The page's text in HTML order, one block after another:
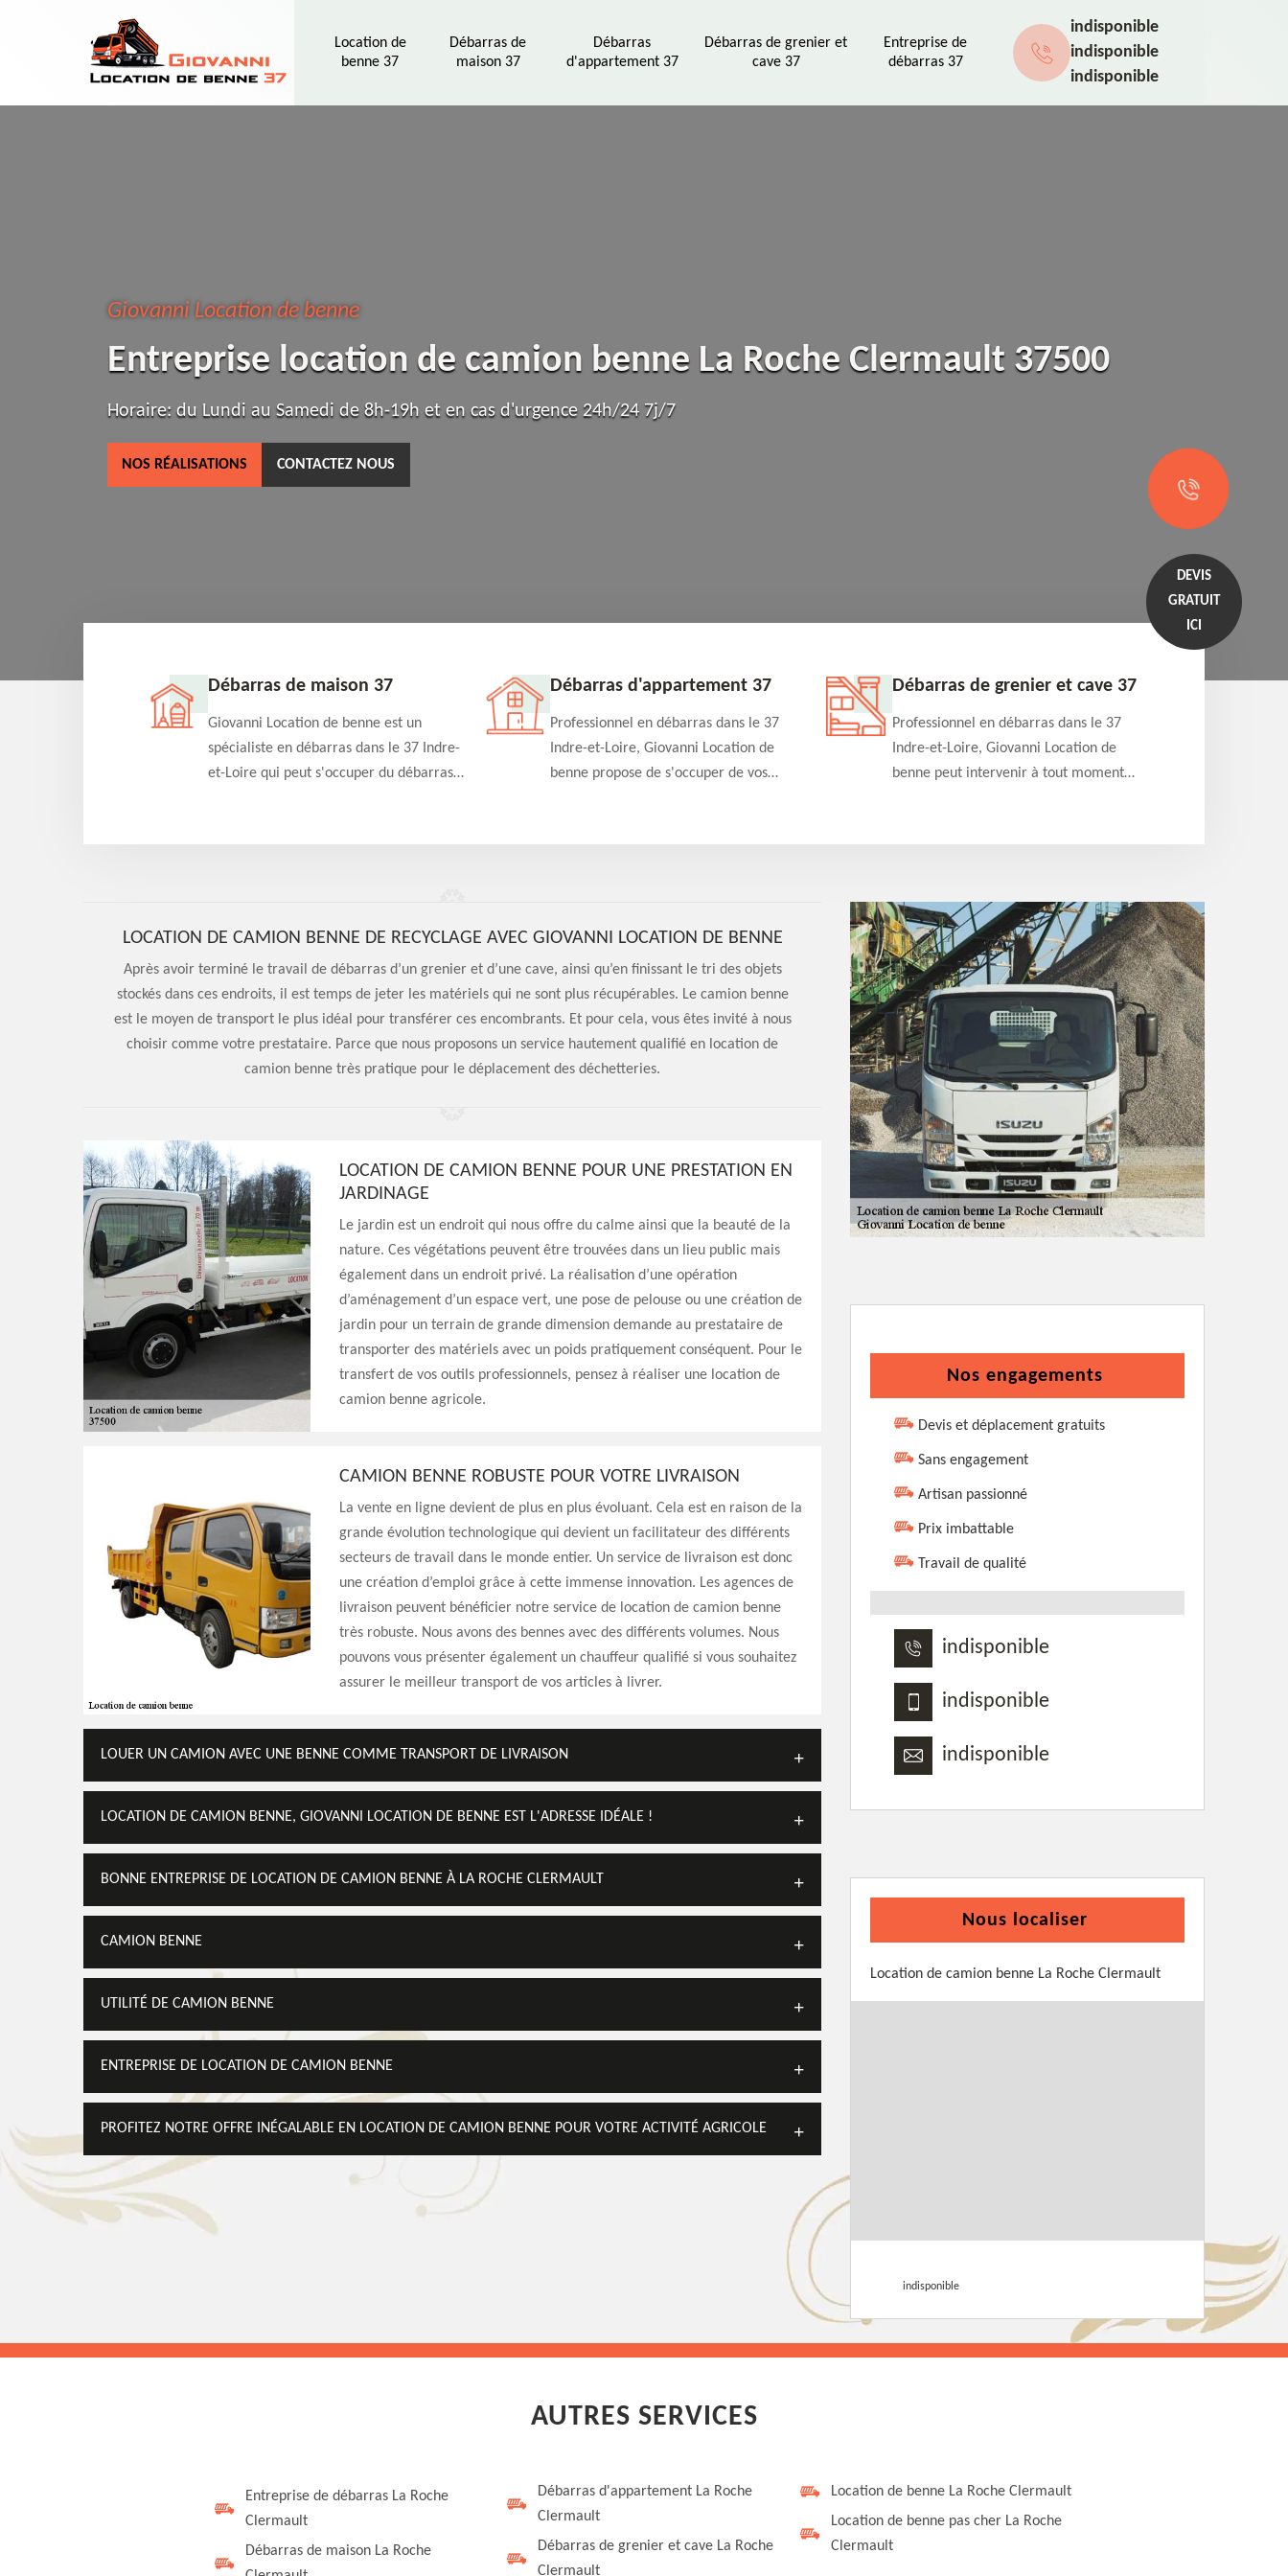
Location de
benne 37
Débarras de
maison 37
Débarras
d'appartement 37
Débarras de grenier et
cave 37
Entreprise de
débarras 37
indisponible
indisponible
indisponible
Giovanni Location de benne
Entreprise location de camion benne La Roche Clermault 37500
Horaire: du Lundi au Samedi de 8h-19h et en cas d'urgence 24h/24 7j/7
NOS RÉALISATIONS CONTACTEZ NOUS
DEVIS
GRATUIT
ICI
37 Débarras de maison 37
Giovanni Location de benne est un
spécialiste en débarras dans le 37 Indre-
et-Loire qui peut s'occuper du débarras
et efficace
Débarras d'appartement 37
Professionnel en débarras dans le 37
Indre-et-Loire, Giovanni Location de
benne propose de s'occuper de vos
qualité en toute circonstance
Débarras de grenier et cave 37
Professionnel en débarras dans le 37
Indre-et-Loire, Giovanni Location de
benne peut intervenir à tout moment
détaillé offert
LOCATION DE CAMION BENNE DE RECYCLAGE AVEC GIOVANNI LOCATION DE BENNE
Après avoir terminé le travail de débarras d’un grenier et d’une cave, ainsi qu’en finissant le tri des objets
stockés dans ces endroits, il est temps de jeter les matériels qui ne sont plus récupérables. Le camion benne
est le moyen de transport le plus idéal pour transférer ces encombrants. Et pour cela, vous êtes invité à nous
choisir comme votre prestataire. Parce que nous proposons un service hautement qualifié en location de
camion benne très pratique pour le déplacement des déchetteries.
LOCATION DE CAMION BENNE POUR UNE PRESTATION EN
JARDINAGE
Le jardin est un endroit qui nous offre du calme ainsi que la beauté de la
nature. Ces végétations peuvent être trouvées dans un lieu public mais
également dans un endroit privé. La réalisation d’une opération
d’aménagement d’un espace vert, une pose de pelouse ou une création de
jardin pour un terrain de grande dimension demande au prestataire de
transporter des matériels avec un poids pratiquement conséquent. Pour le
transfert de vos outils professionnels, pensez à réaliser une location de
camion benne agricole.
CAMION BENNE ROBUSTE POUR VOTRE LIVRAISON
La vente en ligne devient de plus en plus évoluant. Cela est en raison de la
grande évolution technologique qui devient un facilitateur des différents
secteurs de travail dans le monde entier. Un service de livraison est donc
une création d’emploi grâce à cette immense innovation. Les agences de
livraison peuvent bénéficier notre service de location de camion benne
très robuste. Nous avons des bennes avec des différents volumes. Nous
pouvons vous présenter également un chauffeur qualifié si vous souhaitez
assurer le meilleur transport de vos articles à livrer.
LOUER UN CAMION AVEC UNE BENNE COMME TRANSPORT DE LIVRAISON
LOCATION DE CAMION BENNE, GIOVANNI LOCATION DE BENNE EST L'ADRESSE IDÉALE !
BONNE ENTREPRISE DE LOCATION DE CAMION BENNE À LA ROCHE CLERMAULT
CAMION BENNE
UTILITÉ DE CAMION BENNE
ENTREPRISE DE LOCATION DE CAMION BENNE
PROFITEZ NOTRE OFFRE INÉGALABLE EN LOCATION DE CAMION BENNE POUR VOTRE ACTIVITÉ AGRICOLE
Nos engagements
Devis et déplacement gratuits
Sans engagement
Artisan passionné
Prix imbattable
Travail de qualité
indisponible
indisponible
indisponible
Nous localiser
Location de camion benne La Roche Clermault
indisponible
AUTRES SERVICES
Entreprise de débarras La Roche
Clermault
Débarras de maison La Roche
Débarras d'appartement La Roche
Clermault
Débarras de grenier et cave La Roche
Clermault
Location de benne La Roche Clermault
Location de benne pas cher La Roche
Clermault